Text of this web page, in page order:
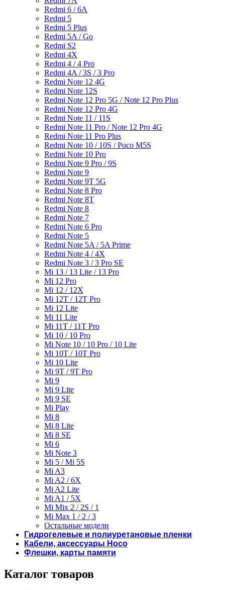
Redmi 6 / 6A
Redmi 5
Redmi 5 Plus
Redmi 5A / Go
Redmi S2
Redmi 4X
Redmi 4 / 4 Pro
Redmi 4A / 3S / 3 Pro
Redmi Note 12 4G
Redmi Note 12S
Redmi Note 12 Pro 5G / Note 12 Pro Plus
Redmi Note 12 Pro 4G
Redmi Note 11 / 11S
Redmi Note 11 Pro / Note 12 Pro 4G
Redmi Note 11 Pro Plus
Redmi Note 10 / 10S / Poco M5S
Redmi Note 10 Pro
Redmi Note 9 Pro / 9S
Redmi Note 9
Redmi Note 9T 5G
Redmi Note 8 Pro
Redmi Note 8T
Redmi Note 8
Redmi Note 7
Redmi Note 6 Pro
Redmi Note 5
Redmi Note 5A / 5A Prime
Redmi Note 4 / 4X
Redmi Note 3 / 3 Pro SE
Mi 13 / 13 Lite / 13 Pro
Mi 12 Pro
Mi 12 / 12X
Mi 12T / 12T Pro
Mi 12 Lite
Mi 11 Lite
Mi 11T / 11T Pro
Mi 10 / 10 Pro
Mi Note 10 / 10 Pro / 10 Lite
Mi 10T / 10T Pro
Mi 10 Lite
Mi 9T / 9T Pro
Mi 9
Mi 9 Lite
Mi 9 SE
Mi Play
Mi 8
Mi 8 Lite
Mi 8 SE
Mi 6
Mi Note 3
Mi 5 / Mi 5S
Mi A3
Mi A2 / 6X
Mi A2 Lite
Mi A1 / 5X
Mi Mix 2 / 2S / 1
Mi Max 1 / 2 / 3
Остальные модели
Гидрогелевые и полиуретановые пленки
Кабели, аксессуары Hoco
Флешки, карты памяти
Каталог товаров